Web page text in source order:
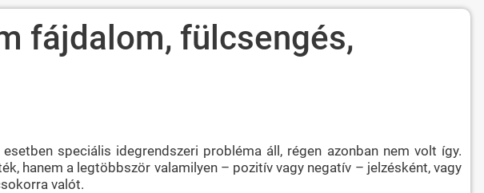
fájdalom, fülcsengés,
speciális idegrendszeri probléma áll, régen azonban nem volt így.
hanem a legtöbbször valamilyen – pozitív vagy negatív – jelzésként, vagy
valót.